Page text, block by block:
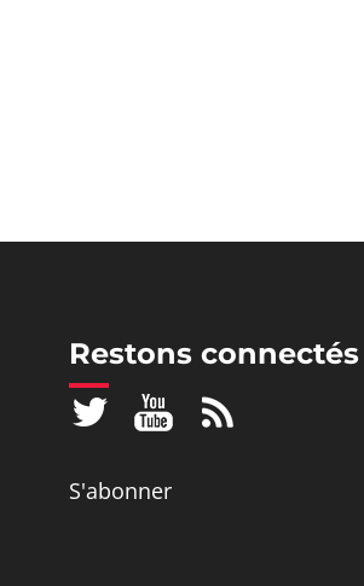
Restons connectés
S'abonner